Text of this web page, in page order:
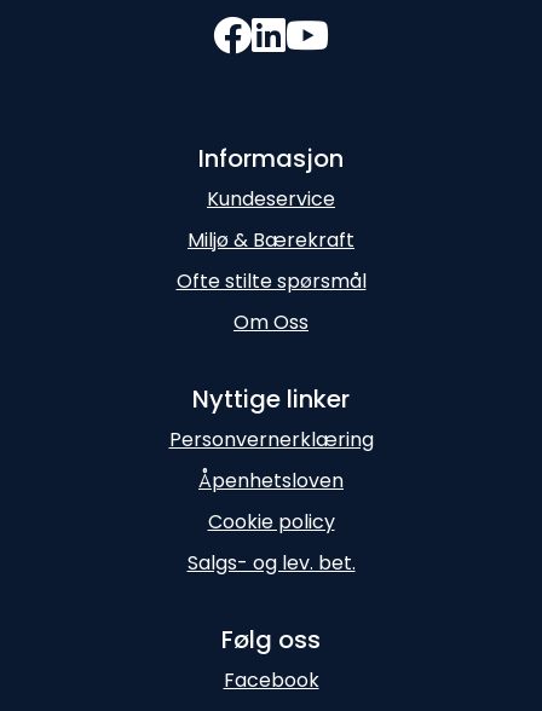
Informasjon
Kundeservice
Miljø & Bærekraft
Ofte stilte spørsmål
Om Oss
Nyttige linker
Personvernerklæring
Åpenhetsloven
Cookie policy
Salgs- og lev. bet.
Følg oss
Facebook